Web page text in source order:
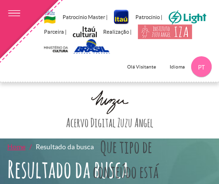
Patrocínio Master | Patrocínio |
Parceira | Realização |
Olá Visitante Idioma PT
Acervo Digital Zuzu Angel
Que tipo de
conteúdo está
Home Resultado da busca
Resultado da busca